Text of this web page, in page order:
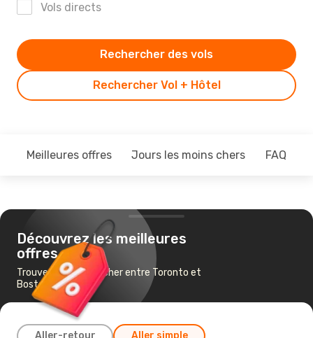
Vols directs
Rechercher Vol + Hôtel
Rechercher des vols
Meilleures offres Jours les moins chers FAQ
Découvrez les meilleures
offres
Trouvez un vol pas cher entre Toronto et
Boston
Aller-retour Aller simple